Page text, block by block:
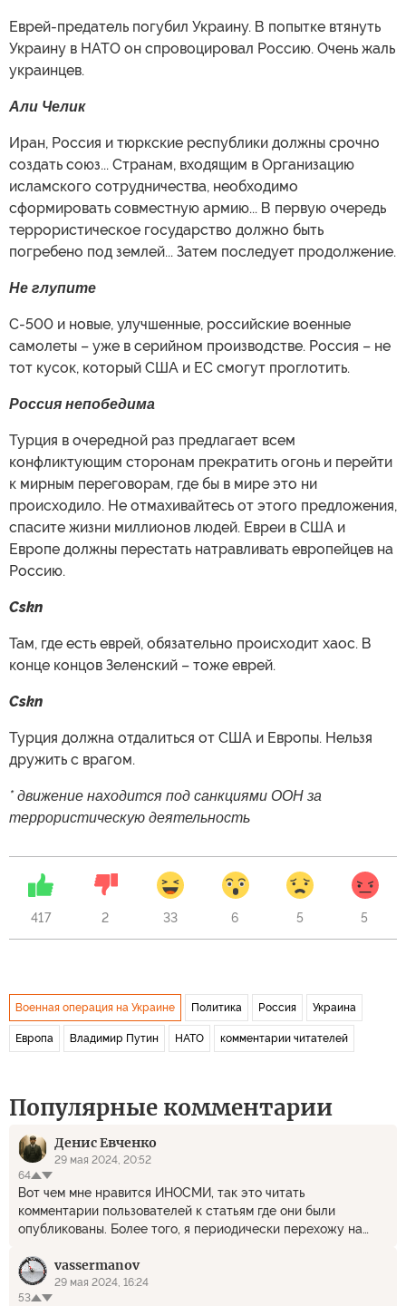
Еврей-предатель погубил Украину. В попытке втянуть
Украину в НАТО он спровоцировал Россию. Очень жаль
украинцев.
Али Челик
Иран, Россия и тюркские республики должны срочно
создать союз... Странам, входящим в Организацию
исламского сотрудничества, необходимо
сформировать совместную армию... В первую очередь
террористическое государство должно быть
погребено под землей... Затем последует продолжение.
Не глупите
С-500 и новые, улучшенные, российские военные
самолеты – уже в серийном производстве. Россия – не
тот кусок, который США и ЕС смогут проглотить.
Россия непобедима
Турция в очередной раз предлагает всем
конфликтующим сторонам прекратить огонь и перейти
к мирным переговорам, где бы в мире это ни
происходило. Не отмахивайтесь от этого предложения,
спасите жизни миллионов людей. Евреи в США и
Европе должны перестать натравливать европейцев на
Россию.
Cskn
Там, где есть еврей, обязательно происходит хаос. В
конце концов Зеленский – тоже еврей.
Cskn
Турция должна отдалиться от США и Европы. Нельзя
дружить с врагом.
* движение находится под санкциями ООН за
террористическую деятельность
417 2 33 6 5 5
Военная операция на Украине Политика Россия Украина
Европа Владимир Путин НАТО комментарии читателей
Популярные комментарии
Денис Евченко
29 мая 2024, 20:52
64
Вот чем мне нравится ИНОСМИ, так это читать
комментарии пользователей к статьям где они были
опубликованы. Более того, я периодически перехожу на
заметить, что с каждым разом люди из разных странах всё
больше приходят к мнению, что их разводят, а действия
военно-политического руководства РФ последовательны и
vassermanov
29 мая 2024, 16:24
53